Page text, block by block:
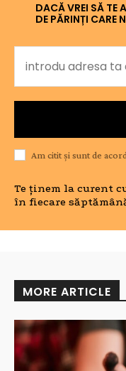
DACĂ VREI SĂ TE
DE PĂRINȚI CARE
Am citit și sunt de
Te ținem la curent
în fiecare
MORE ARTICLE